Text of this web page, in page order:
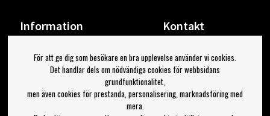
Information
Om Bengans
FAQ / Köp- & Leveransvillkor
Kontakt
Din sida
Logga ut
Jag vill ha tips från Bengans
För att ge dig som besökare en bra upplevelse använder vi cookies.
Det handlar dels om nödvändiga cookies för webbsidans
grundfunktionalitet,
men även cookies för prestanda, personalisering, marknadsföring med
mera.